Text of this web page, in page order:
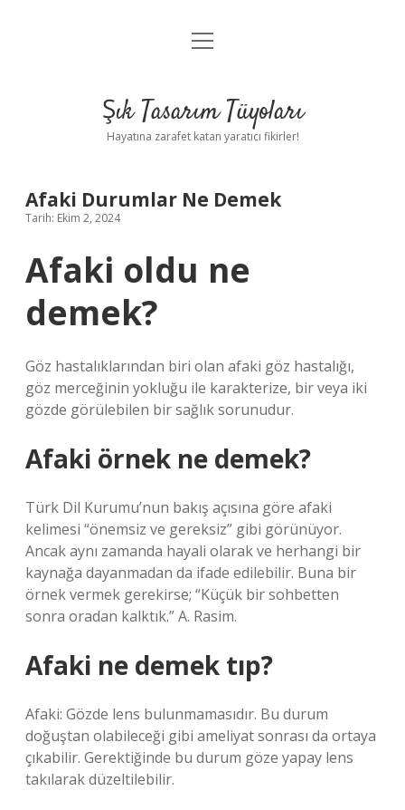
Anasayfa
Yasal Uyarı
menüyü
Şık Tasarım Tüyoları
Hayatına zarafet katan yaratıcı fikirler!
Afaki Durumlar Ne Demek
Tarih: Ekim 2, 2024
Afaki oldu ne
demek?
Göz hastalıklarından biri olan afaki göz hastalığı,
göz merceğinin yokluğu ile karakterize, bir veya iki
gözde görülebilen bir sağlık sorunudur.
Afaki örnek ne demek?
Türk Dil Kurumu’nun bakış açısına göre afaki
kelimesi “önemsiz ve gereksiz” gibi görünüyor.
Ancak aynı zamanda hayali olarak ve herhangi bir
kaynağa dayanmadan da ifade edilebilir. Buna bir
örnek vermek gerekirse; “Küçük bir sohbetten
sonra oradan kalktık.” A. Rasim.
Afaki ne demek tıp?
Afaki: Gözde lens bulunmamasıdır. Bu durum
doğuştan olabileceği gibi ameliyat sonrası da ortaya
çıkabilir. Gerektiğinde bu durum göze yapay lens
takılarak düzeltilebilir.